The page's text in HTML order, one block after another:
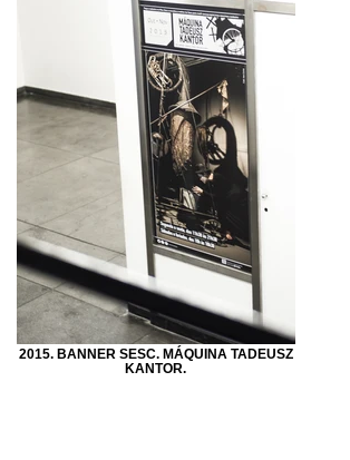
2015. BANNER SESC. MÁQUINA TADEUSZ
KANTOR.